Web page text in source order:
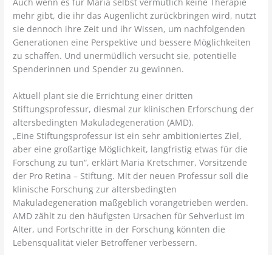
Auch wenn es für Maria selbst vermutlich keine Therapie
mehr gibt, die ihr das Augenlicht zurückbringen wird, nutzt
sie dennoch ihre Zeit und ihr Wissen, um nachfolgenden
Generationen eine Perspektive und bessere Möglichkeiten
zu schaffen. Und unermüdlich versucht sie, potentielle
Spenderinnen und Spender zu gewinnen.
Aktuell plant sie die Errichtung einer dritten
Stiftungsprofessur, diesmal zur klinischen Erforschung der
altersbedingten Makuladegeneration (AMD).
„Eine Stiftungsprofessur ist ein sehr ambitioniertes Ziel,
aber eine großartige Möglichkeit, langfristig etwas für die
Forschung zu tun“, erklärt Maria Kretschmer, Vorsitzende
der Pro Retina – Stiftung. Mit der neuen Professur soll die
klinische Forschung zur altersbedingten
Makuladegeneration maßgeblich vorangetrieben werden.
AMD zählt zu den häufigsten Ursachen für Sehverlust im
Alter, und Fortschritte in der Forschung könnten die
Lebensqualität vieler Betroffener verbessern.